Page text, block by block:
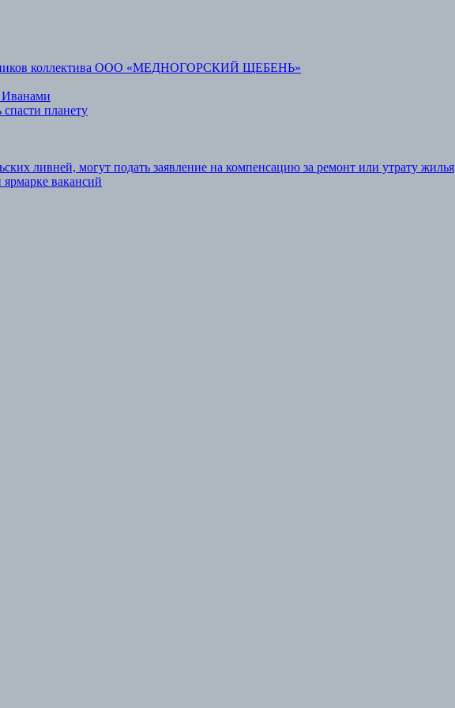
коллектива ООО «МЕДНОГОРСКИЙ ЩЕБЕНЬ»
планету
ливней, могут подать заявление на компенсацию за ремонт или утрату жилья
вакансий